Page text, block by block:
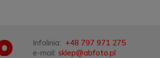
Infolinia: +48 797 971 275
e-mail: sklep@abfoto.pl